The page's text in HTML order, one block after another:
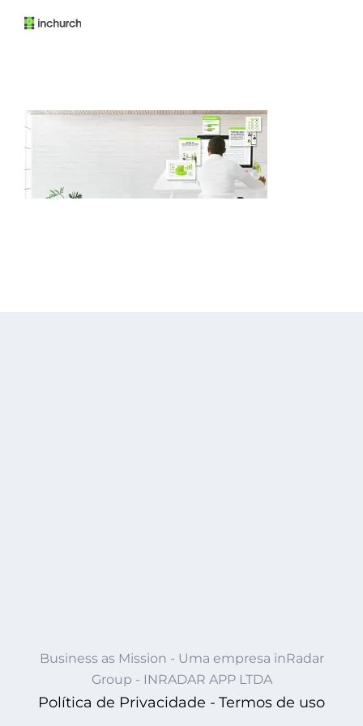
Business as Mission - Uma empresa inRadar
Group - INRADAR APP LTDA
Política de Privacidade - Termos de uso